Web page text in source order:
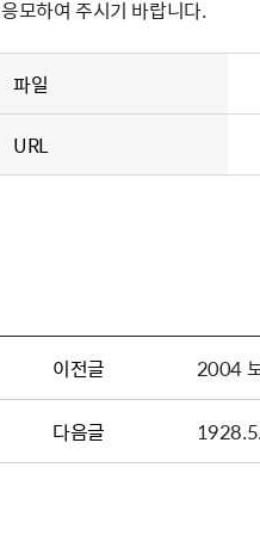
응모하여 주시기 바랍니다.
파일
URL
이전글 2004
다음글